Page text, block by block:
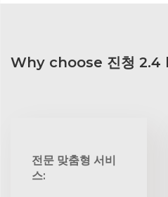
Why choose 진청 2.4
전문 맞춤형 서비
스: